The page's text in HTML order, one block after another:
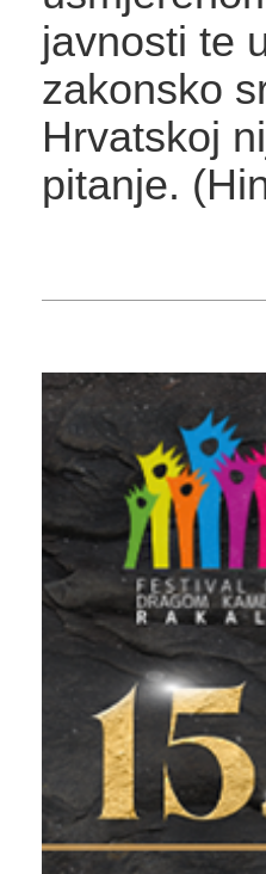
javnosti te
zakonsko
Hrvatskoj
pitanje.